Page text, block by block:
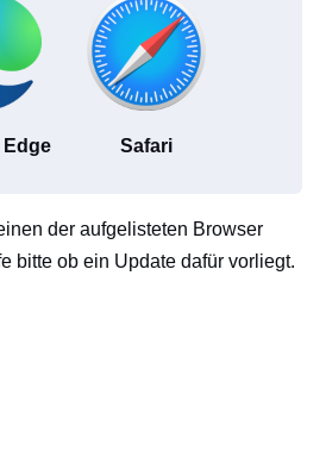
Edge Safari
der aufgelisteten Browser
bitte ob ein Update dafür vorliegt.